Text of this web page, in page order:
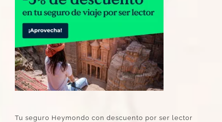
Tu seguro Heymondo con descuento por ser lector